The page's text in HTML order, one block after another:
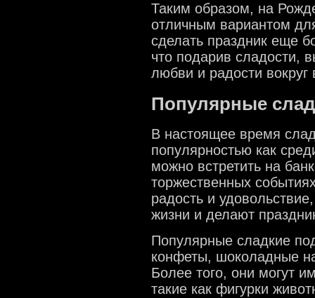
Таким образом, на
отличным вариантом
сделать праздник еще
что подарив сладости,
любви и радости вокруг
Популярные
В настоящее время
популярностью как
можно встретить на
торжественных
радость и
жизни и делают
Популярные сладкие
конфеты, шоколадные
Более того, они могут
такие как фигурки